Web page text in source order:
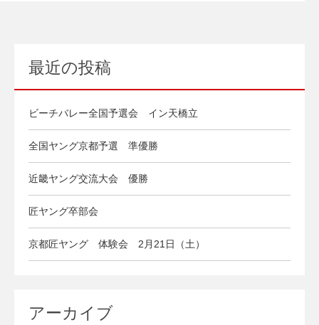
最近の投稿
ビーチバレー全国予選会 イン天橋立
全国ヤング京都予選 準優勝
近畿ヤング交流大会 優勝
匠ヤング卒部会
京都匠ヤング 体験会 2月21日（土）
アーカイブ